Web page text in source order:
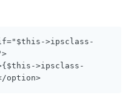
>ipsclass-
>ipsclass-
option>